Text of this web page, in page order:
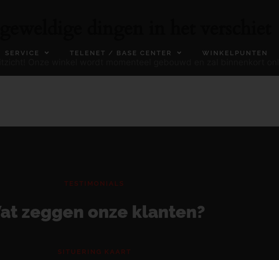
SERVICE TELENET / BASE CENTER WINKELPUNTEN
TESTIMONIALS
zeggen onze klanten?
SITUERING KAART